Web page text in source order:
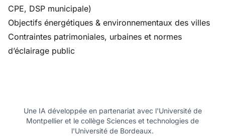
CPE, DSP municipale)
Objectifs énergétiques & environnementaux des villes
Contraintes patrimoniales, urbaines et normes
d’éclairage public
Une IA développée en partenariat avec l'Université de
Montpellier et le collège Sciences et technologies de
l'Université de Bordeaux.